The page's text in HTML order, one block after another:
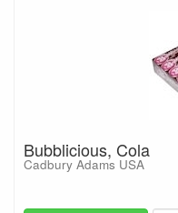
Bubblicious, Cola
Cadbury Adams USA